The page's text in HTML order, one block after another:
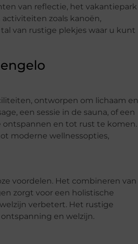
van reflectie, het vakantiepark
zoals kanoën,
van rustige plekjes waar u kunt
ontworpen om lichaam en
een sessie in de sauna, of een
ontspannen en tot rust te komen.
moderne wellnessopties,
voordelen. Het combineren van
zorgt voor een holistische
verbetert. Het rustige
en welzijn.